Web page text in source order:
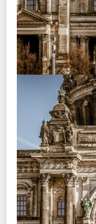
Duración:
20Días
Paquete